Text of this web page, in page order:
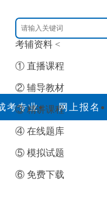
考辅资料 <
① 直播课程
② 辅导教材
③ 精讲课程
④ 在线题库
⑤ 模拟试题
⑥ 免费下载
考专业 网上报名